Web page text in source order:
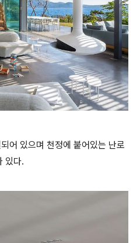
어 있으며 천정에 붙어있는 난로
있다.